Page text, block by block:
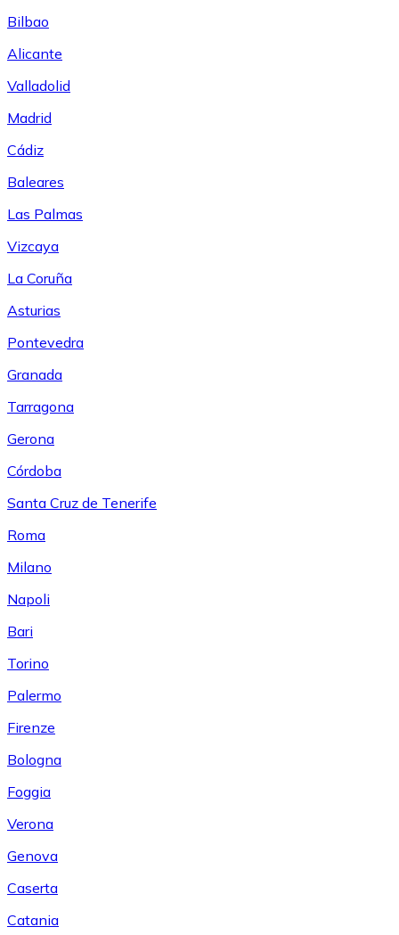
Bilbao
Alicante
Valladolid
Madrid
Cádiz
Baleares
Las Palmas
Vizcaya
La Coruña
Asturias
Pontevedra
Granada
Tarragona
Gerona
Córdoba
Santa Cruz de Tenerife
Roma
Milano
Napoli
Bari
Torino
Palermo
Firenze
Bologna
Foggia
Verona
Genova
Caserta
Catania